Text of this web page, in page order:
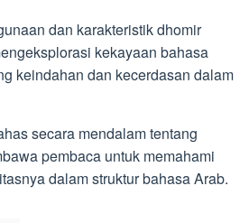
dan karakteristik dhomir
kekayaan bahasa
keindahan dan kecerdasan dalam
secara mendalam tentang
pembaca untuk memahami
dalam struktur bahasa Arab.